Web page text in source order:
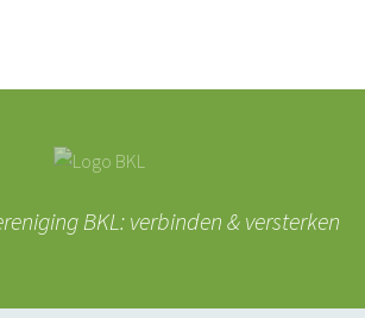
BKL: verbinden & versterken